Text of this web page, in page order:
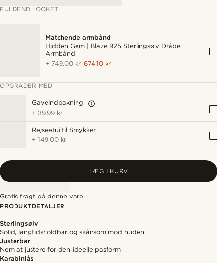
FULDEND LOOKET
Matchende armbånd
Hidden Gem | Blaze 925 Sterlingsølv Dråbe
Armbånd
+749,00 kr 674,10 kr
OPGRADER MED
Gaveindpakning
+ 39,99 kr
Rejseetui til Smykker
+149,00 kr
LÆG I KURV
Gratis fragt på denne vare
PRODUKTDETALJER
Sterlingsølv
Solid, langtidsholdbar og skånsom mod huden
Justerbar
Nem at justere for den ideelle pasform
Karabinlås